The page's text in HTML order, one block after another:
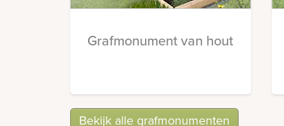
Grafmonument van hout
Bekijk alle grafmonumenten